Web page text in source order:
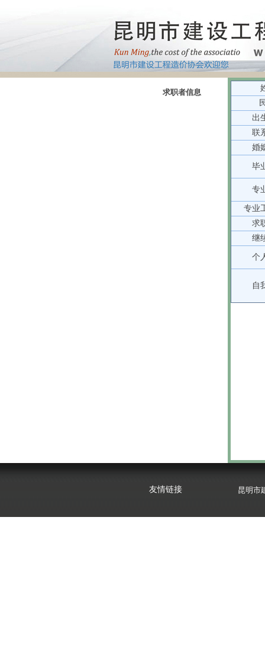
求职者信息
出
联
婚
毕
专
专业
求
继
个
自
友情链接 昆明市